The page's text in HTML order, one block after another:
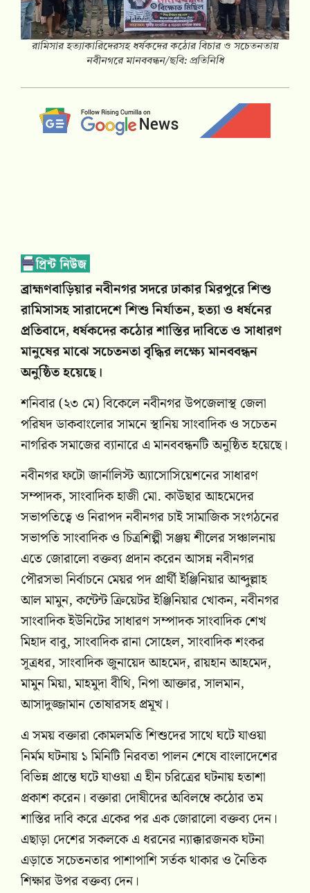
রামিসার হত্যাকারিদেরসহ ধর্ষকদের কঠোর বিচার ও সচেতনতায়
নবীনগরে মানববন্ধন/ছবি: প্রতিনিধি
ব্রাহ্মণবাড়িয়ার নবীনগর সদরে ঢাকার মিরপুরে শিশু
রামিসাসহ সারাদেশে শিশু নির্যাতন, হত্যা ও ধর্ষনের
প্রতিবাদে, ধর্ষকদের কঠোর শাস্তির দাবিতে ও সাধারণ
মানুষের মাঝে সচেতনতা বৃদ্ধির লক্ষ্যে মানববন্ধন
অনুষ্ঠিত হয়েছে।
শনিবার (২৩ মে) বিকেলে নবীনগর উপজেলাস্থ জেলা
পরিষদ ডাকবাংলোর সামনে স্থানিয় সাংবাদিক ও সচেতন
নাগরিক সমাজের ব্যানারে এ মানববন্ধনটি অনুষ্ঠিত হয়েছে।
নবীনগর ফটো জার্নালিস্ট অ্যাসোসিয়েশনের সাধারণ
সম্পাদক, সাংবাদিক হাজী মো. কাউছার আহমেদের
সভাপতিত্বে ও নিরাপদ নবীনগর চাই সামাজিক সংগঠনের
সভাপতি সাংবাদিক ও চিত্রশিল্পী সঞ্জয় শীলের সঞ্চালনায়
এতে জোরালো বক্তব্য প্রদান করেন আসন্ন নবীনগর
পৌরসভা নির্বাচনে মেয়র পদ প্রার্থী ইঞ্জিনিয়ার আব্দুল্লাহ
আল মামুন, কন্টেন্ট ক্রিয়েটর ইঞ্জিনিয়ার খোকন, নবীনগর
সাংবাদিক ইউনিটের সাধারণ সম্পাদক সাংবাদিক শেখ
মিহাদ বাবু, সাংবাদিক রানা সোহেল, সাংবাদিক শংকর
সূত্রধর, সাংবাদিক জুনায়েদ আহমেদ, রায়হান আহমেদ,
মামুন মিয়া, মাহমুদা বীথি, নিপা আক্তার, সালমান,
আসাদুজ্জামান তোষারসহ প্রমূখ।
এ সময় বক্তারা কোমলমতি শিশুদের সাথে ঘটে যাওয়া
নির্মম ঘটনায় ১ মিনিটি নিরবতা পালন শেষে বাংলাদেশের
বিভিন্ন প্রান্তে ঘটে যাওয়া এ হীন চরিত্রের ঘটনায় হতাশা
প্রকাশ করেন। বক্তারা দোষীদের অবিলম্বে কঠোর তম
শাস্তির দাবি করে একের পর এক জোরালো বক্তব্য দেন।
এছাড়া দেশের সকলকে এ ধরনের ন্যাক্কারজনক ঘটনা
এড়াতে সচেতনতার পাশাপাশি সর্তক থাকার ও নৈতিক
শিক্ষার উপর বক্তব্য দেন।